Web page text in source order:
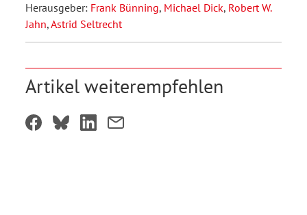
Herausgeber: Frank Bünning, Michael Dick, Robert W.
Jahn,Astrid Seltrecht
Artikel weiterempfehlen